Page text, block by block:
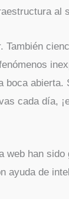
al
También
boca abierta.
cada día,
web han sido
ayuda de